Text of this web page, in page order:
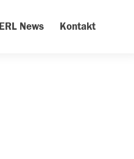
ERL News Kontakt